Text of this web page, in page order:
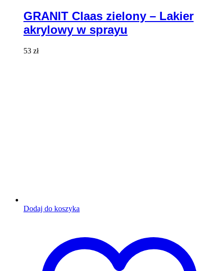
GRANIT Claas zielony – Lakier
akrylowy w sprayu
53 zł
Dodaj do koszyka